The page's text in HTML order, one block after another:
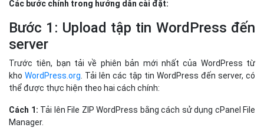
Cách 2:Tải lên các tập tin bằng cách sử dụng truy cập FTP.
Bước 2:Tạo một cơ sở dữ liệu MySQL và người dùng mới
Bước 3:Tinh chỉnh cuối cùng: Chọn ngôn ngữ, chạy cài đặt...
Cách cài đặt Joomla
Phần mềm Web server: